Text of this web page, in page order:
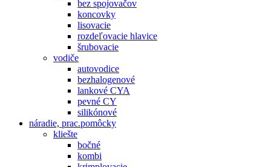
bez spojovačov
koncovky
lisovacie
rozdeľovacie hlavice
šrubovacie
vodiče
autovodice
bezhalogenové
lankové CYA
pevné CY
silikónové
náradie, prac.pomôcky
kliešte
bočné
kombi